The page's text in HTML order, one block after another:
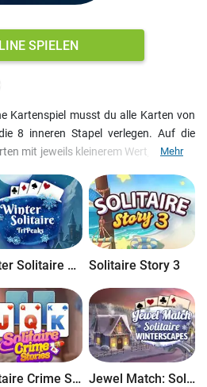
SPIELEN
Kartenspiel musst du alle Karten von
8 inneren Stapel verlegen. Auf die
mit jeweils kleinerem Wert, auf die 4
zwischen den Halbmond-Stapeln
du die Karten zwischen den inneren
die Farbe ist dieselbe.
Mehr
Winter Solitaire TriPeaks Solitaire Story 3
Solitaire Crime Stories Jewel Match: Solitaire Winterscapes